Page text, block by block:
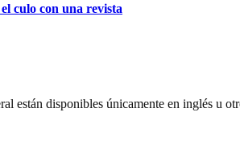
culo con una revista
están disponibles únicamente en inglés u